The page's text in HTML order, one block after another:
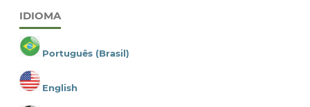
IDIOMA
Português (Brasil)
English